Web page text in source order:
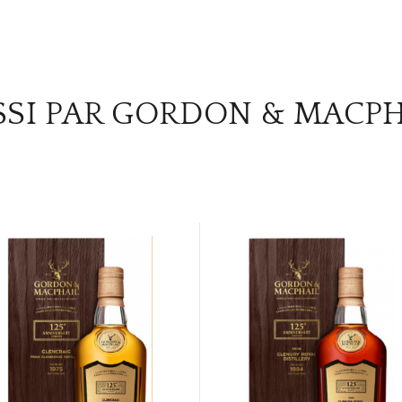
PAR GORDON &